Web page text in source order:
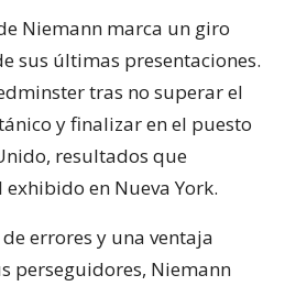
Niemann marca un giro
sus últimas presentaciones.
tras no superar el
y finalizar en el puesto
resultados que
en Nueva York.
errores y una ventaja
perseguidores, Niemann